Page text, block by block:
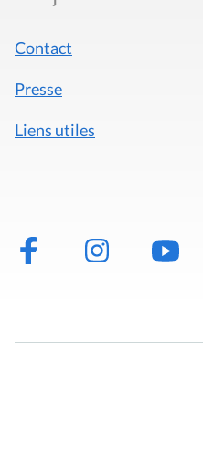
Contact
Presse
Liens utiles